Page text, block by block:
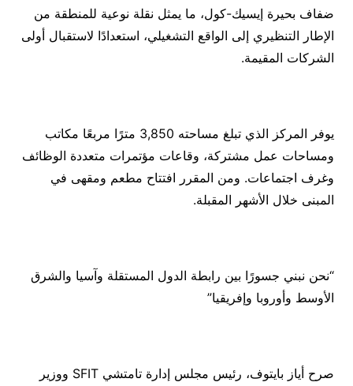
ضفاف بحيرة إيسيك-كول، ما يمثل نقلة نوعية للمنطقة من
الإطار التنظيري إلى الواقع التشغيلي، استعدادًا لاستقبال أولى
الشركات المقيمة.
يوفر المركز الذي تبلغ مساحته 3,850 مترًا مربعًا مكاتب
ومساحات عمل مشتركة، وقاعات مؤتمرات متعددة الوظائف
وغرف اجتماعات. ومن المقرر افتتاح مطعم ومقهى في
المبنى خلال الأشهر المقبلة.
“نحن نبني جسورًا بين رابطة الدول المستقلة وآسيا والشرق
الأوسط وأوروبا وإفريقيا”
صرح أياز بايتوف، رئيس مجلس إدارة تامتشي SFIT ووزير